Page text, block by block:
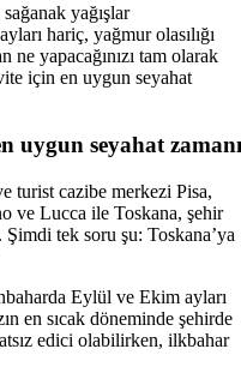
yağışlar
hariç, yağmur olasılığı
ne yapacağınızı tam olarak
için en uygun seyahat
uygun seyahat zamanı
turist cazibe merkezi Pisa,
ve Lucca ile Toskana, şehir
tek soru şu: Toskana’ya
Eylül ve Ekim ayları
en sıcak döneminde şehirde
edici olabilirken, ilkbahar